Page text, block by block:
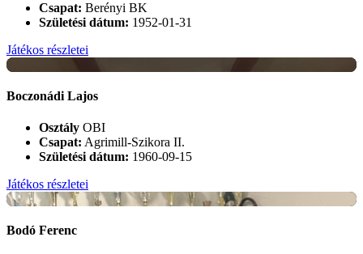
Csapat: Berényi BK
Születési dátum: 1952-01-31
Játékos részletei
+
Boczonádi Lajos
Osztály OBI
Csapat: Agrimill-Szikora II.
Születési dátum: 1960-09-15
Játékos részletei
+
Bodó Ferenc